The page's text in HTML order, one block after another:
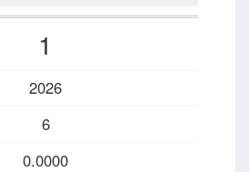
1
2026
6
0.0000